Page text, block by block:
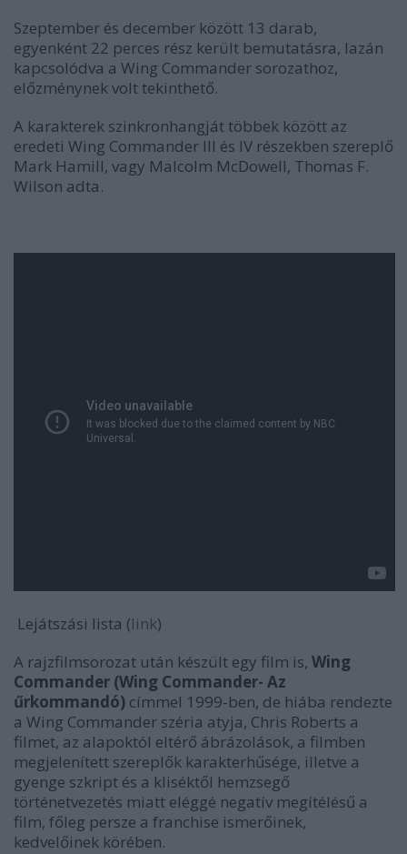
Szeptember és december között 13 darab,
egyenként 22 perces rész került bemutatásra, lazán
kapcsolódva a Wing Commander sorozathoz,
előzménynek volt tekinthető.
A karakterek szinkronhangját többek között az
eredeti Wing Commander III és IV részekben szereplő
Mark Hamill, vagy Malcolm McDowell, Thomas F.
Wilson adta.
Lejátszási lista (link)
A rajzfilmsorozat után készült egy film is, Wing
Commander (Wing Commander- Az
űrkommandó) címmel 1999-ben, de hiába rendezte
a Wing Commander széria atyja, Chris Roberts a
filmet, az alapoktól eltérő ábrázolások, a filmben
megjelenített szereplők karakterhűsége, illetve a
gyenge szkript és a kliséktől hemzsegő
történetvezetés miatt eléggé negatív megítélésű a
film, főleg persze a franchise ismerőinek,
kedvelőinek körében.